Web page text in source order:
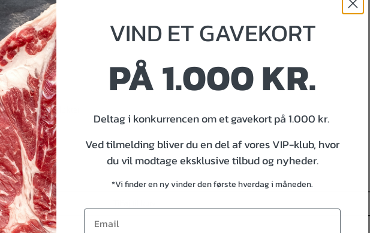
andre produkter
VINDETGAVEKORT
PÅ 1.000 KR.
Deltag i konkurrencen om et gavekort på 1.000 kr.
Ved tilmelding bliver du en del af vores VIP-klub, hvor
du vil modtage eksklusive tilbud og nyheder.
*Vi finder en ny vinder den første hverdag i måneden.